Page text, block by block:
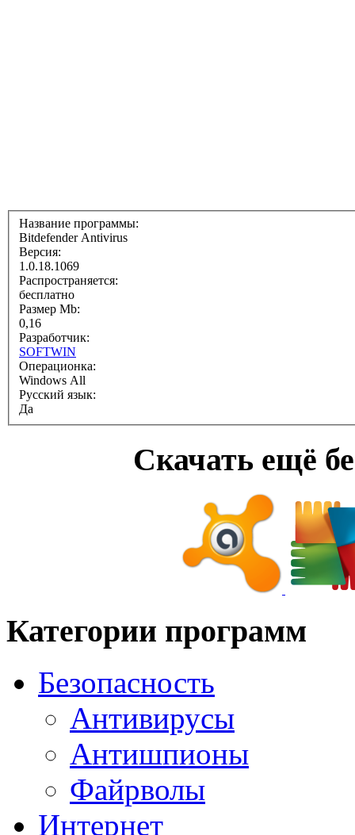
Название программы:
Bitdefender Antivirus
Версия:
1.0.18.1069
Распространяется:
бесплатно
Размер Mb:
0,16
Разработчик:
SOFTWIN
Операционка:
Windows All
Русский язык:
Да
Cкачать ещё
Категории программ
Безопасность
Антивирусы
Антишпионы
Файрволы
Интернет